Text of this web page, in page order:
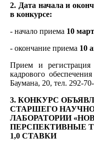
2. Дата начала и
в конкурсе:
- начало приема 10
- окончание приема 10
Прием и регистрация
кадрового
Баумана, 20, тел. 292-
3. КОНКУРС
СТАРШЕГО
ЛАБОРАТОРИИ
ПЕРСПЕКТИВНЫЕ
1,0 СТАВКИ